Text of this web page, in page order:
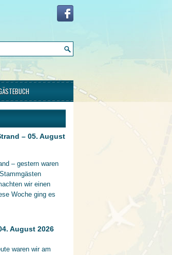
– 05. August
– gestern waren
wir einen
Woche ging es
August 2026
waren wir am